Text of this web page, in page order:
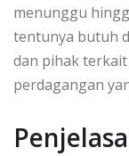
menunggu
tentunya butuh
dan pihak
perdagangan